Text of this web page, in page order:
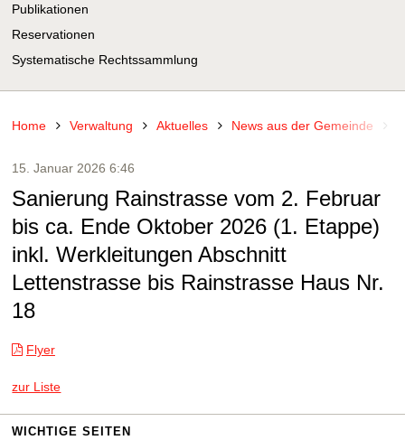
Publikationen
Reservationen
Systematische Rechtssammlung
Home Verwaltung Aktuelles News aus der Gemeinde
Sanierung Rainstrasse vom 2. Februar
bis ca. Ende Oktober 2026 (1. Etappe)
inkl. Werkleitungen Abschnitt
Lettenstrasse bis Rainstrasse Haus Nr.
18
15. Januar 2026 6:46
Flyer
zur Liste
WICHTIGE SEITEN